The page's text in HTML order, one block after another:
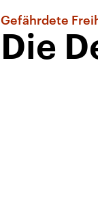
Gefährdete
Die